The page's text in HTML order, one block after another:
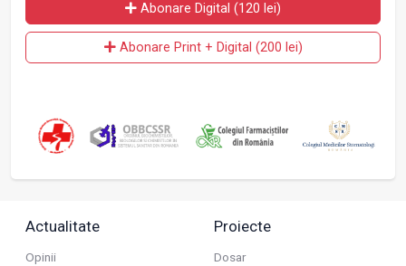
Abonare Digital (120 lei)
Abonare Print + Digital (200 lei)
Actualitate
Opinii
Proiecte
Dosar